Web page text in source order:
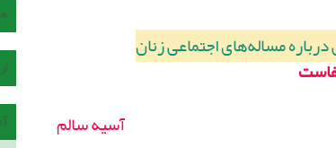
مساله‌های اجتماعی زنان
آسیه سالم